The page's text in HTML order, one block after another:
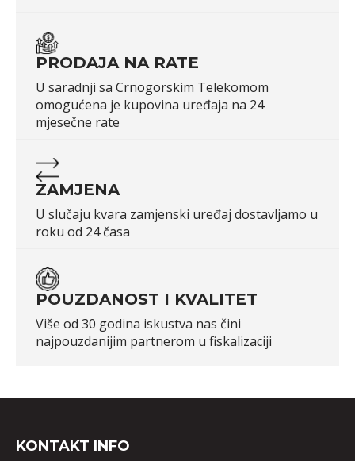
PRODAJA NA RATE
U saradnji sa Crnogorskim Telekomom
omogućena je kupovina uređaja na 24
mjesečne rate
ZAMJENA
U slučaju kvara zamjenski uređaj dostavljamo u
roku od 24 časa
POUZDANOST I KVALITET
Više od 30 godina iskustva nas čini
najpouzdanijim partnerom u fiskalizaciji
KONTAKT INFO